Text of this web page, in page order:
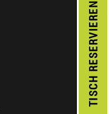
TISCH
RESERVIEREN